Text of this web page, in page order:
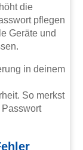
die
pflegen
Geräte und
in deinem
So merkst
Passwort